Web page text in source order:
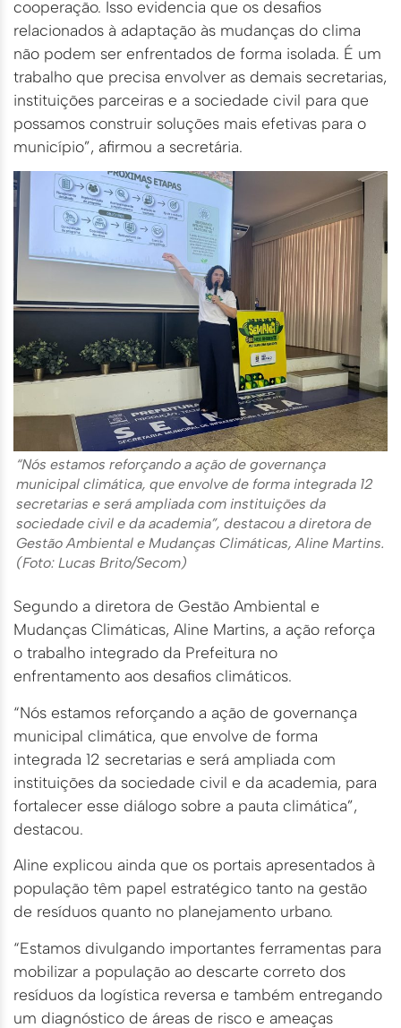
cooperação. Isso evidencia que os desafios
relacionados à adaptação às mudanças do clima
não podem ser enfrentados de forma isolada. É um
trabalho que precisa envolver as demais secretarias,
instituições parceiras e a sociedade civil para que
possamos construir soluções mais efetivas para o
município”, afirmou a secretária.
“Nós estamos reforçando a ação de governança
municipal climática, que envolve de forma integrada 12
secretarias e será ampliada com instituições da
sociedade civil e da academia”, destacou a diretora de
Gestão Ambiental e Mudanças Climáticas, Aline Martins.
(Foto: Lucas Brito/Secom)
Segundo a diretora de Gestão Ambiental e
Mudanças Climáticas, Aline Martins, a ação reforça
o trabalho integrado da Prefeitura no
enfrentamento aos desafios climáticos.
“Nós estamos reforçando a ação de governança
municipal climática, que envolve de forma
integrada 12 secretarias e será ampliada com
instituições da sociedade civil e da academia, para
fortalecer esse diálogo sobre a pauta climática”,
destacou.
Aline explicou ainda que os portais apresentados à
população têm papel estratégico tanto na gestão
de resíduos quanto no planejamento urbano.
“Estamos divulgando importantes ferramentas para
mobilizar a população ao descarte correto dos
resíduos da logística reversa e também entregando
um diagnóstico de áreas de risco e ameaças